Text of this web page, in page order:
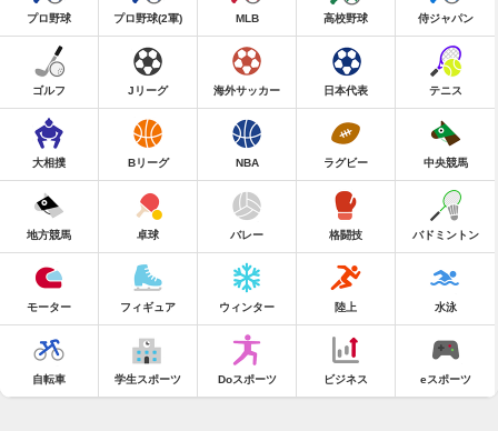
プロ野球 プロ野球(2軍) MLB 高校野球 侍ジャパン
ゴルフ Jリーグ 海外サッカー 日本代表 テニス
大相撲 Bリーグ NBA ラグビー 中央競馬
地方競馬 卓球 バレー 格闘技 バドミントン
モーター フィギュア ウィンター 陸上 水泳
自転車 学生スポーツ Doスポーツ ビジネス eスポーツ